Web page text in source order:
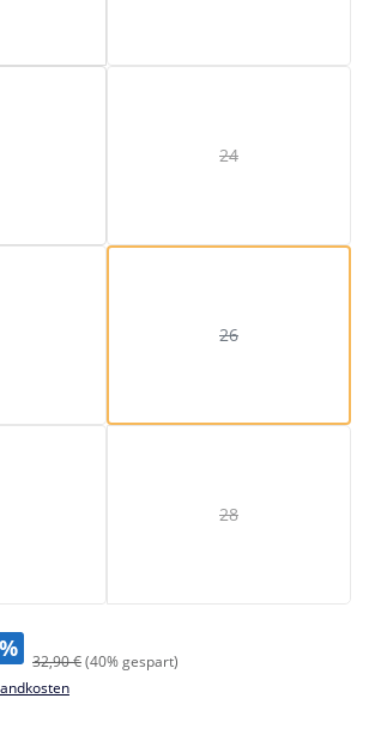
24
(Diese Option ist
Option ist zurzeit nicht verfügbar.)
26
(Diese Option ist
Option ist zurzeit nicht verfügbar.)
28
(Diese Option ist
% 32,90 €(40% gespart)